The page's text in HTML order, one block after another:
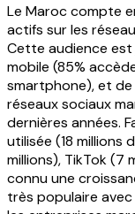
Le Maroc compte
actifs sur les
Cette audience est
mobile (85%
smartphone), et de
réseaux sociaux
dernières années.
utilisée (18 millions
millions), TikTok (7
connu une
très populaire avec